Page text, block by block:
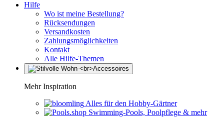
Hilfe
Wo ist meine Bestellung?
Rücksendungen
Versandkosten
Zahlungsmöglichkeiten
Kontakt
Alle Hilfe-Themen
Mehr Inspiration
Alles für den Hobby-Gärtner
Swimming-Pools, Poolpflege & mehr